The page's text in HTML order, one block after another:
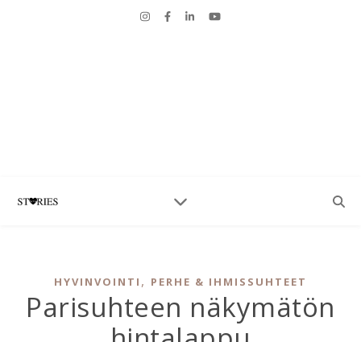
HYVINVOINTI , PERHE & IHMISSUHTEET
Parisuhteen näkymätön